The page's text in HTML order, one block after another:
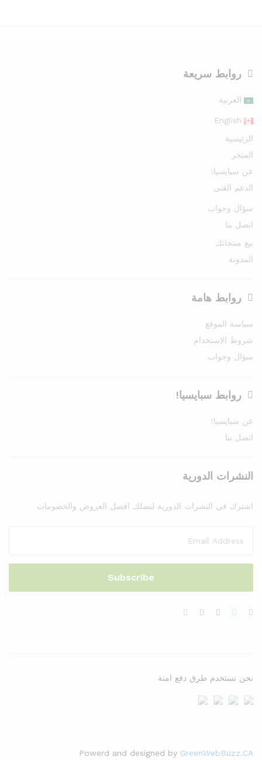
روابط سريعة
العربية
English
الرئيسية
المتجر
عن سبايسيا!
الدعم الفني
سؤال وجواب
اتصل بنا
بيع منتجاتك
المدونة
روابط هامة
سياسة الموقع
شروط الاستخدام
سؤال وجواب
روابط سبايسيا!
عن سبايسيا!
اتصل بنا
النشرات الدورية
اشترك في النشرات الدورية لتصلك افضل العروض والخصومات
Powerd and designed by GreenWebBuzz.CA
نحن نستخدم طرق دفع امنة